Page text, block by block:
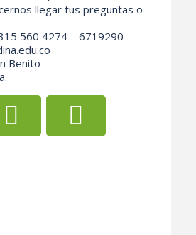
llegar tus preguntas o
560 4274 – 6719290
Benito